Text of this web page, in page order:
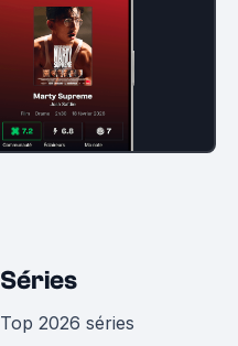
Séries
Top 2026 séries